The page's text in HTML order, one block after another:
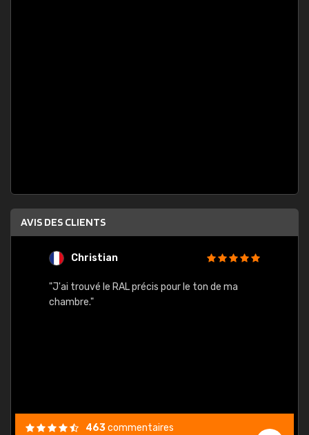
AVIS DES CLIENTS
Christian
"J'ai trouvé le RAL précis pour le ton de ma
chambre."
463commentaires